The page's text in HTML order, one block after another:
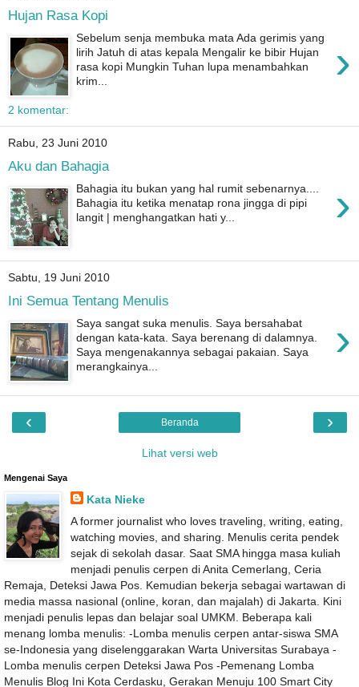
Hujan Rasa Kopi
›
Sebelum senja membuka mata Ada gerimis yang
lirih Jatuh di atas kepala Mengalir ke bibir Hujan
rasa kopi Mungkin Tuhan lupa menambahkan
krim...
2 komentar:
Rabu, 23 Juni 2010
Aku dan Bahagia
›
Bahagia itu bukan yang hal rumit sebenarnya....
Bahagia itu ketika menatap rona jingga di pipi
langit | menghangatkan hati y...
Sabtu, 19 Juni 2010
Ini Semua Tentang Menulis
›
Saya sangat suka menulis. Saya bersahabat
dengan kata-kata. Saya berenang di dalamnya.
Saya mengenakannya sebagai pakaian. Saya
merangkainya...
‹ ›
Beranda
Lihat versi web
Mengenai Saya
Kata Nieke
A former journalist who loves traveling, writing, eating,
watching movies, and sharing. Menulis cerita pendek
sejak di sekolah dasar. Saat SMA hingga masa kuliah
menjadi penulis cerpen di Anita Cemerlang, Ceria
Remaja, Deteksi Jawa Pos. Kemudian bekerja sebagai wartawan di
media massa nasional (online, koran, dan majalah) di Jakarta. Kini
menjadi penulis lepas dan belajar soal UMKM. Beberapa kali
menang lomba menulis: -Lomba menulis cerpen antar-siswa SMA
se-Indonesia yang diselenggarakan Warta Universitas Surabaya -
Lomba menulis cerpen Deteksi Jawa Pos -Pemenang Lomba
Menulis Blog Ini Kota Cerdasku, Gerakan Menuju 100 Smart City